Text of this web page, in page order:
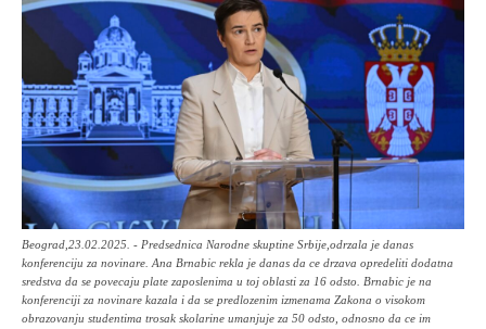
Beograd,23.02.2025. - Predsednica Narodne skuptine Srbije,odrzala je danas
konferenciju za novinare. Ana Brnabic rekla je danas da ce drzava opredeliti dodatna
sredstva da se povecaju plate zaposlenima u toj oblasti za 16 odsto. Brnabic je na
konferenciji za novinare kazala i da se predlozenim izmenama Zakona o visokom
obrazovanju studentima trosak skolarine umanjuje za 50 odsto, odnosno da ce im